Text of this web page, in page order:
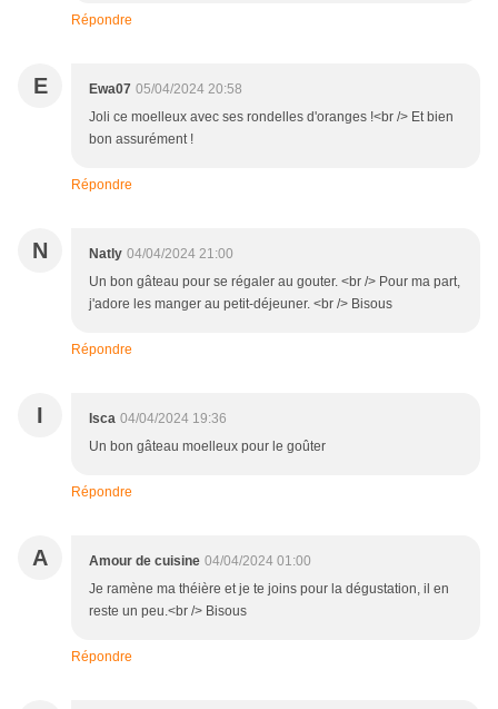
Répondre
E Ewa07 05/04/2024 20:58
Joli ce moelleux avec ses rondelles d'oranges !<br /> Et bien
bon assurément !
Répondre
N Natly 04/04/2024 21:00
Un bon gâteau pour se régaler au gouter. <br /> Pour ma part,
j'adore les manger au petit-déjeuner. <br /> Bisous
Répondre
I Isca 04/04/2024 19:36
Un bon gâteau moelleux pour le goûter
Répondre
A Amour de cuisine 04/04/2024 01:00
Je ramène ma théière et je te joins pour la dégustation, il en
reste un peu.<br /> Bisous
Répondre